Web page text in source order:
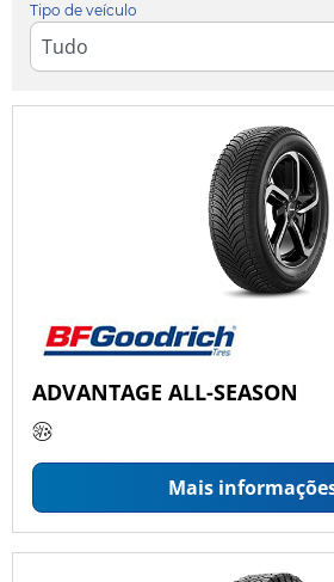
Tipo de veículo
ADVANTAGE ALL-SEASON
Mais